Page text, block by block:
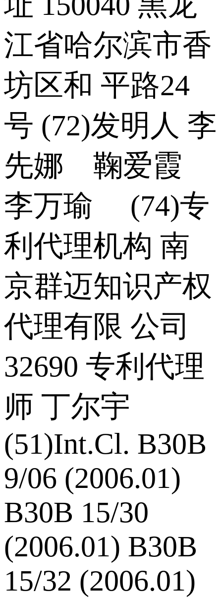
江省哈尔滨市香
坊区和 平路24
号 (72)发明人 李
先娜 鞠爱霞
李万瑜 (74)专
利代理机构 南
京群迈知识产权
代理有限 公司
32690 专利代理
师 丁尔宇
(51)Int.Cl. B30B
9/06 (2006.01)
B30B 15/30
(2006.01) B30B
15/32 (2006.01)